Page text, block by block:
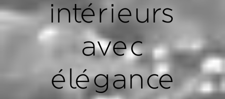
intérieurs
avec
élégance